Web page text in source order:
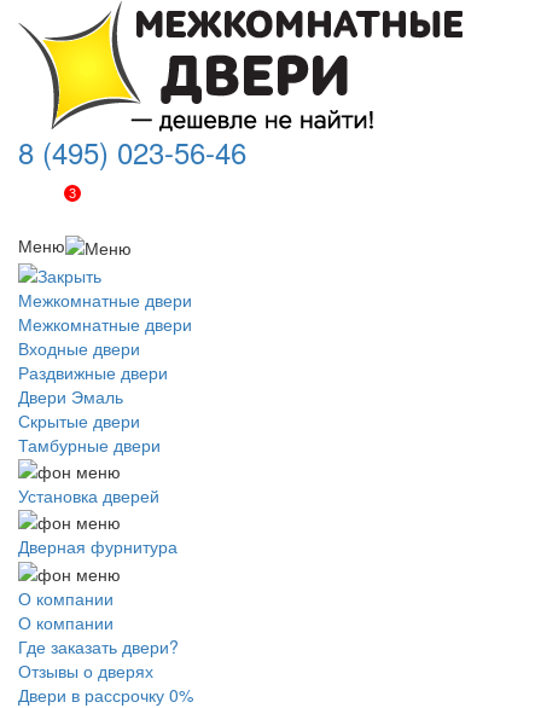
8 (495) 023-56-46
3
Меню
Межкомнатные двери
Межкомнатные двери
Входные двери
Раздвижные двери
Двери Эмаль
Скрытые двери
Тамбурные двери
Установка дверей
Дверная фурнитура
О компании
О компании
Где заказать двери?
Отзывы о дверях
Двери в рассрочку 0%